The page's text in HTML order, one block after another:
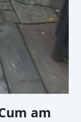
am